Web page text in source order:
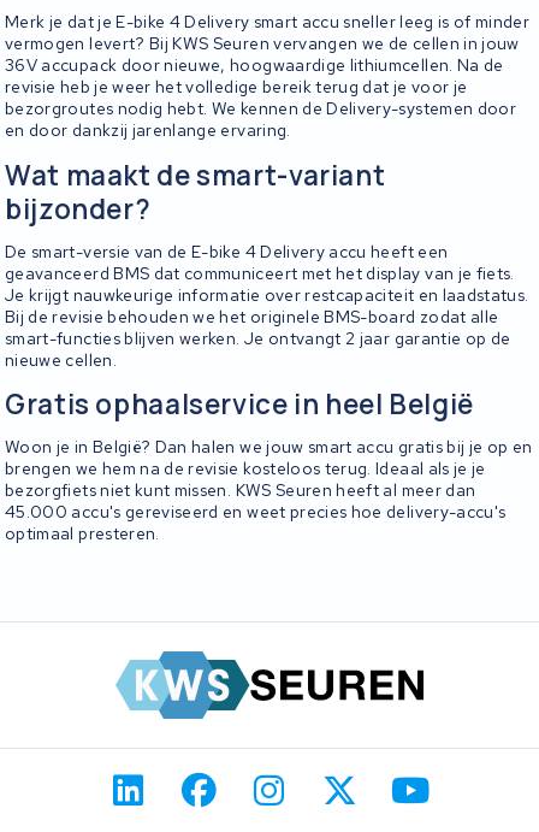
Merk je dat je E-bike 4 Delivery smart accu sneller leeg is of minder
vermogen levert? Bij KWS Seuren vervangen we de cellen in jouw
36V accupack door nieuwe, hoogwaardige lithiumcellen. Na de
revisie heb je weer het volledige bereik terug dat je voor je
bezorgroutes nodig hebt. We kennen de Delivery-systemen door
en door dankzij jarenlange ervaring.
Wat maakt de smart-variant
bijzonder?
De smart-versie van de E-bike 4 Delivery accu heeft een
geavanceerd BMS dat communiceert met het display van je fiets.
Je krijgt nauwkeurige informatie over restcapaciteit en laadstatus.
Bij de revisie behouden we het originele BMS-board zodat alle
smart-functies blijven werken. Je ontvangt 2 jaar garantie op de
nieuwe cellen.
Gratis ophaalservice in heel België
Woon je in België? Dan halen we jouw smart accu gratis bij je op en
brengen we hem na de revisie kosteloos terug. Ideaal als je je
bezorgfiets niet kunt missen. KWS Seuren heeft al meer dan
45.000 accu's gereviseerd en weet precies hoe delivery-accu's
optimaal presteren.